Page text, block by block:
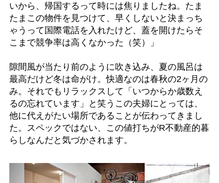
いから、帰国するって時には焦りましたね。たま
たまこの物件を見つけて、早くしないと決まっち
ゃうって国際電話を入れたけど、蓋を開けたらそ
こまで競争率は高くなかった（笑）」
隙間風が当たり前のように吹き込み、夏の風呂は
最高だけど冬は命がけ。快適なのは春秋の2ヶ月の
み。それでもリラックスして「いつからか歳数え
るの忘れています」と笑うこの夫婦にとっては、
他に代えがたい場所であることが伝わってきまし
た。スペックではない、この値打ちがR不動産的暮
らしなんだと気づかされます。